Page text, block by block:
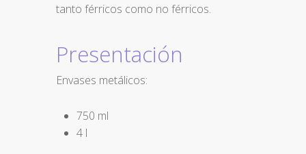
tanto férricos como no férricos.
Presentación
Envases metálicos:
750 ml
4 l